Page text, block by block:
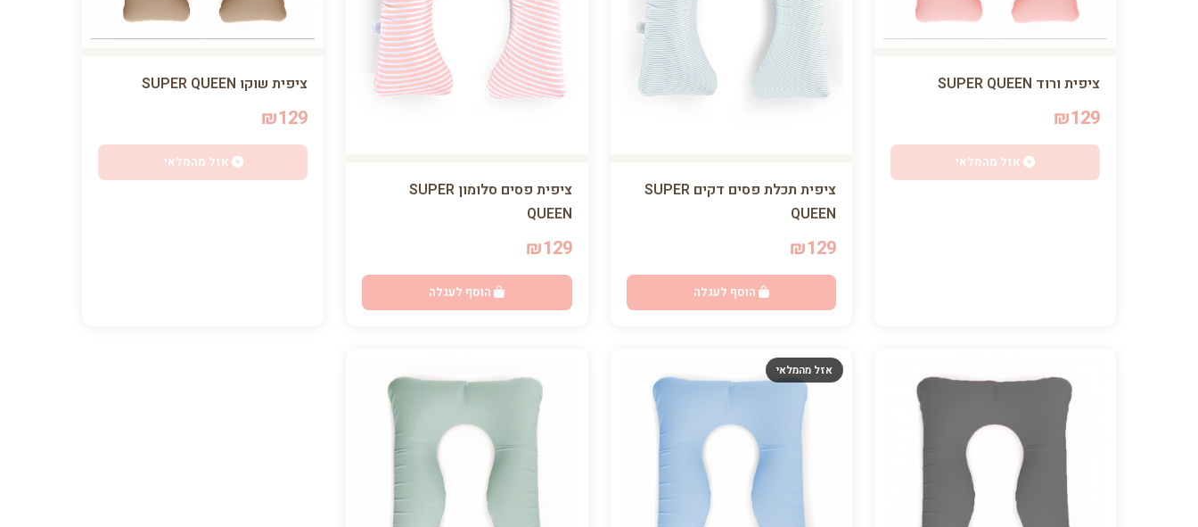
ציפית ורוד SUPER QUEEN
₪129
אזל מהמלאי
ציפית תכלת פסים דקים SUPER
QUEEN
₪129
הוסף לעגלה
ציפית פסים סלומון SUPER
QUEEN
₪129
הוסף לעגלה
ציפית שוקו SUPER QUEEN
₪129
אזל מהמלאי
אזל מהמלאי